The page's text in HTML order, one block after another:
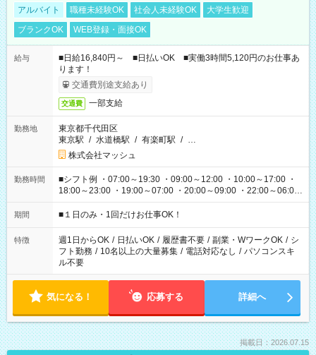
アルバイト 職種未経験OK 社会人未経験OK
大学生歓迎
ブランクOK
WEB登録・面接OK
給与
■日給16,840円～ ■日払いOK ■実働3時間5,120円のお仕事あ
ります！
交通費別途支給あり
交通費 一部支給
勤務地
東京都千代田区
東京駅 / 水道橋駅 / 有楽町駅 / …
株式会社マッシュ
勤務時間
■シフト例 ・07:00～19:30 ・09:00～12:00 ・10:00～17:00 ・
18:00～23:00 ・19:00～07:00 ・20:00～09:00 ・22:00～06:00
etc ★最短で3時間で5,120円のお仕事から 15時間で2万円近く稼
げるお仕事も！ ご希望のお時間に合わせてご紹介！ ※シフトは
ください！
期間 ■１日のみ・1回だけお仕事OK！
特徴 週1日からOK / 日払いOK / 履歴書不要 / 副業・WワークOK / シ
フト勤務 / 10名以上の大量募集 / 電話対応なし / パソコンスキ
ル不要
気になる！ 応募する 詳細へ
掲載日：2026.07.15